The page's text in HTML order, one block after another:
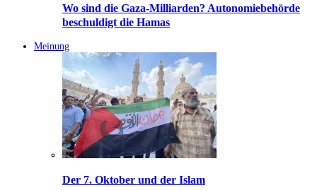
Wo sind die Gaza-Milliarden? Autonomiebehörde
beschuldigt die Hamas
Meinung
Der 7. Oktober und der Islam